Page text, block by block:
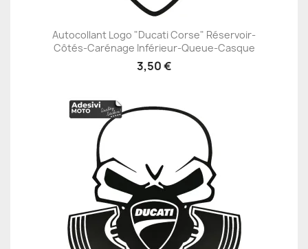
Autocollant Logo "Ducati Corse" Réservoir-
Côtés-Carénage Inférieur-Queue-Casque
3,50 €